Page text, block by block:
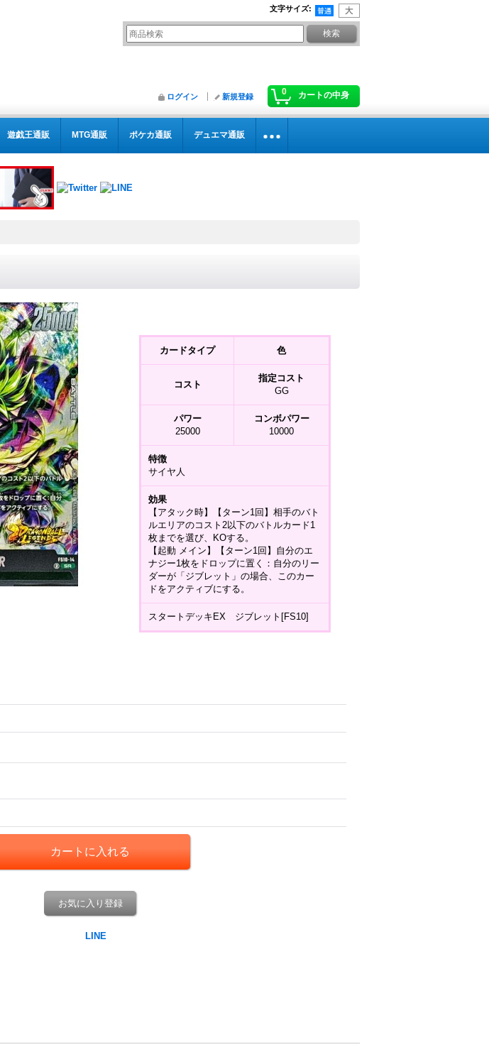
文字サイズ:
0 カートの中身
ログイン 新規登録
遊戯王通販 MTG通販 ポケカ通販 デュエマ通販
カードタイプ 色
コスト
指定コスト
GG
パワー
25000
コンボパワー
10000
特徴
サイヤ人
効果
【アタック時】【ターン1回】相手のバト
ルエリアのコスト2以下のバトルカード1
枚までを選び、KOする。
【起動 メイン】【ターン1回】自分のエ
ナジー1枚をドロップに置く：自分のリー
ダーが「ジブレット」の場合、このカー
ドをアクティブにする。
スタートデッキEX ジブレット[FS10]
お気に入り登録